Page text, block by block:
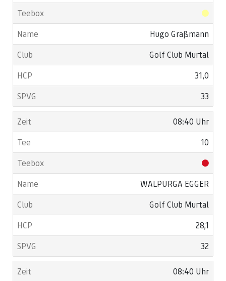
Hugo Graßmann
Golf Club Murtal
31,0
33
08:40 Uhr
10
WALPURGA EGGER
Golf Club Murtal
28,1
32
08:40 Uhr